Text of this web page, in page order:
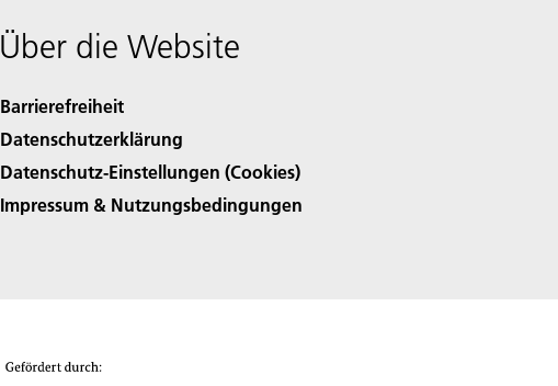
Über die Website
Barrierefreiheit
Datenschutzerklärung
Datenschutz-Einstellungen (Cookies)
Impressum & Nutzungsbedingungen